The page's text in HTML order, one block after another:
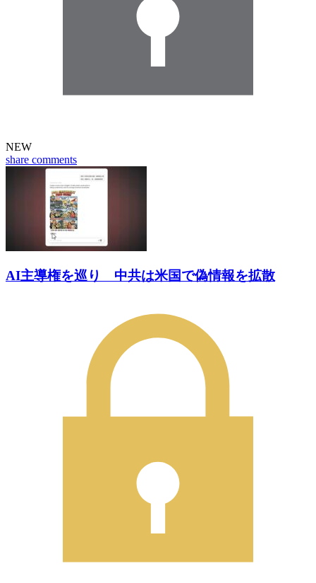
NEW
share comments
AI主導権を巡り 中共は米国で偽情報を拡散